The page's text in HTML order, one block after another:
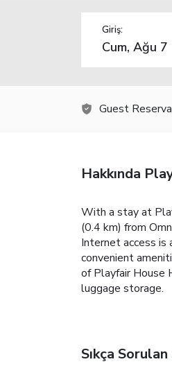
Giriş:
Guest
Hakkında
With a stay at
(0.4 km) from
Internet access is
convenient
of Playfair House
luggage storage.
Sıkça